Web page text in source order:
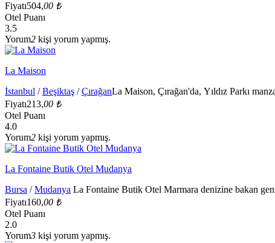
Fiyatı504,00 ₺
Otel Puanı
3.5
Yorum2 kişi yorum yapmış.
La Maison
İstanbul /Beşiktaş /ÇırağanLa Maison, Çırağan'da, Yıldız Parkı
Fiyatı213,00 ₺
Otel Puanı
4.0
Yorum2 kişi yorum yapmış.
La Fontaine Butik Otel Mudanya
Bursa /Mudanya La Fontaine Butik Otel Marmara denizine bakan
Fiyatı160,00 ₺
Otel Puanı
2.0
Yorum3 kişi yorum yapmış.